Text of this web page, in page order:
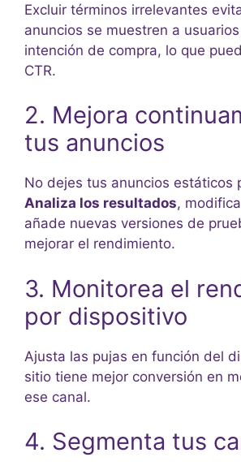
Excluir términos irrelevantes
anuncios se muestren a
intención de compra, lo que
CTR.
2. Mejora
tus anuncios
No dejes tus anuncios estáticos
Analiza los resultados,
añade nuevas versiones de
mejorar el rendimiento.
3. Monitorea el
por dispositivo
Ajusta las pujas en función del
sitio tiene mejor conversión en
ese canal.
4. Segmenta tus